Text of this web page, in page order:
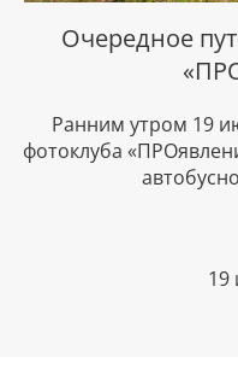
Очередное
Ранним утром 19
фотоклуба
19